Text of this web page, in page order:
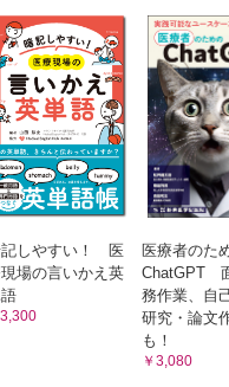
討している
危険だからと
る
ナースコール
てこられたまま
希望がかなわな
食事の後，衣服
高齢者にがんの
人の役に立ち
高齢者の状況を
看護師の感情が
認知症の超高齢
安全な血液透
脳死状態となっ
望している
家族の気持ちに
のコミュニケーションも意
称で呼ぶことを，なぜ注意
に進んでいるのに…
整わないまま，ほかの人の
やだろうに…
人に伝えないのは誰のため？
忘れてしまうことがあって
を行う糖尿病の自己管理に
個々に適した医療・ケア提供
るように説明しないまま，
えているのに治療・処置の方
しやすい！ 医
場の言いかえ英
3,300
医療者のた
ChatGPT
務作業、自
研究・論文
も！
￥3,080